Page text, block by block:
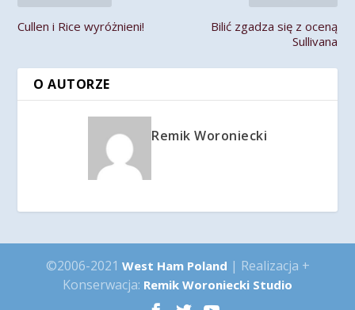
Cullen i Rice wyróżnieni!
Bilić zgadza się z oceną
Sullivana
O AUTORZE
Remik Woroniecki
©2006-2021 West Ham Poland | Realizacja +
Konserwacja: Remik Woroniecki Studio